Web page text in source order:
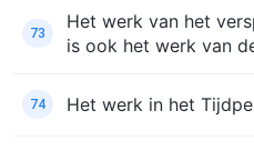
73
Het werk van het
is ook het werk van
74 Het werk in het